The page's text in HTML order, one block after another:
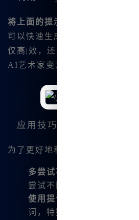
将上面的提示词输入到
可以快速生成一幅相应的漫画
仅高|效，还能够使我乐在其中
AI艺术家变为现实，真是令人兴
应用技巧与建议
为了更好地利用Midjourney，我
多尝试不同风格
：
尝试不同的风格可能会带来
使用提词器
：这个工具可
词，特别适合新手使用。